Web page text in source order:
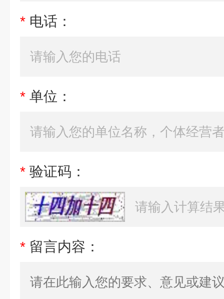
* 电话：
* 单位：
* 验证码：
* 留言内容：